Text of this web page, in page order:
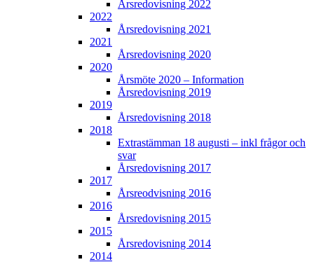
Årsredovisning 2022
2022
Årsredovisning 2021
2021
Årsredovisning 2020
2020
Årsmöte 2020 – Information
Årsredovisning 2019
2019
Årsredovisning 2018
2018
Extrastämman 18 augusti – inkl frågor och
svar
Årsredovisning 2017
2017
Årsreodvisning 2016
2016
Årsredovisning 2015
2015
Årsredovisning 2014
2014